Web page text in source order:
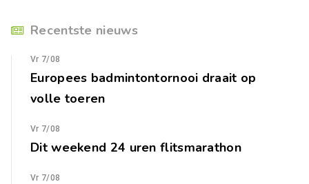
Recentste nieuws
Vr 7/08
Europees badmintontornooi draait op
volle toeren
Vr 7/08
Dit weekend 24 uren flitsmarathon
Vr 7/08